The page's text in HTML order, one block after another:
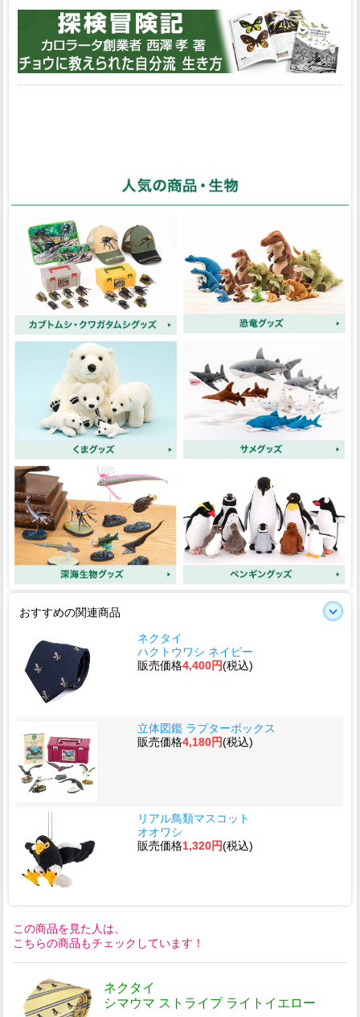
おすすめの関連商品
ネクタイ
ハクトウワシ ネイビー
販売価格4,400円(税込)
立体図鑑 ラプターボックス
販売価格4,180円(税込)
リアル鳥類マスコット
オオワシ
販売価格1,320円(税込)
この商品を見た人は、
こちらの商品もチェックしています！
ネクタイ
シマウマ ストライプ ライトイエロー